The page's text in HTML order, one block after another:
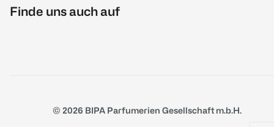
Finde uns auch auf
© 2026 BIPA Parfumerien Gesellschaft m.b.H.